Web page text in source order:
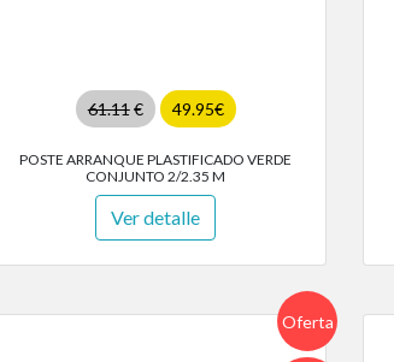
61.11€ 49.95€
POSTE ARRANQUE PLASTIFICADO VERDE
CONJUNTO 2/2.35 M
Ver detalle
Oferta